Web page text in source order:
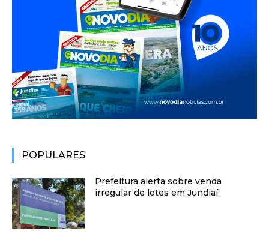
POPULARES
Prefeitura alerta sobre venda
irregular de lotes em Jundiaí